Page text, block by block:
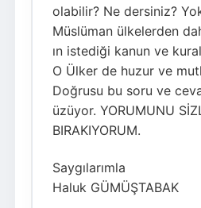
olabilir? Ne dersiniz?
Müslüman ülkelerden
ın istediği kanun ve
O Ülker de huzur ve
Doğrusu bu soru ve
üzüyor. YORUMUNU
BIRAKIYORUM.
Saygılarımla
Haluk GÜMÜŞTABAK